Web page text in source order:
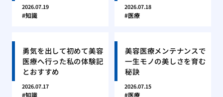
2026.07.19
知識
2026.07.18
医療
勇気を出して初めて美容
医療へ行った私の体験記
とおすすめ
2026.07.17
知識
美容医療メンテナンスで
一生モノの美しさを育む
秘訣
2026.07.15
医療